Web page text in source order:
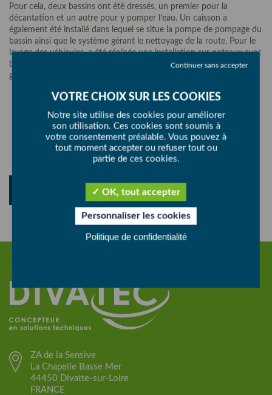
Pour cela, deux bassins ont été dressés, un premier pour la
décantation et un autre pour y pomper l’eau. Un caisson a
également été installé dans lequel se situe la pompe de pompage du
bassin ainsi que le système gérant le nettoyage de la route. Pour le
lavage des véhicules, a été réalisée une installation sur poteaux avec
brumisateurs déclenchés par capteurs de passage, celle-ci étant
gérée par une armoire électrique.
ZA de la Sensive
La Chapelle Basse Mer
44450 Divatte-sur-Loire
FRANCE
Notre site utilise des cookies pour améliorer
son utilisation. Ces cookies sont soumis à
votre consentement préalable. Vous pouvez à
tout moment accepter ou refuser tout ou
partie de ces cookies.
OK, tout accepter
Continuer sans accepter
Personnaliser les cookies
Politique de confidentialité